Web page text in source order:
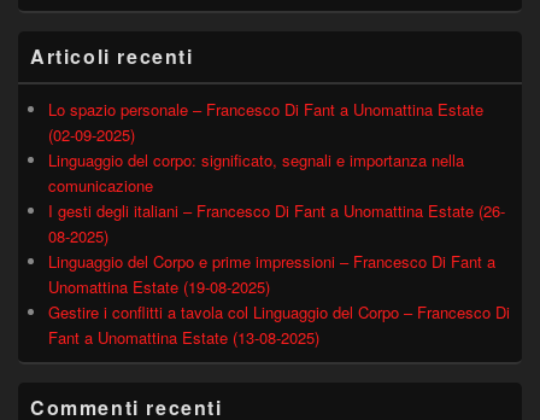
Articoli recenti
Lo spazio personale – Francesco Di Fant a Unomattina Estate
(02-09-2025)
Linguaggio del corpo: significato, segnali e importanza nella
comunicazione
I gesti degli italiani – Francesco Di Fant a Unomattina Estate (26-
08-2025)
Linguaggio del Corpo e prime impressioni – Francesco Di Fant a
Unomattina Estate (19-08-2025)
Gestire i conflitti a tavola col Linguaggio del Corpo – Francesco Di
Fant a Unomattina Estate (13-08-2025)
Commenti recenti